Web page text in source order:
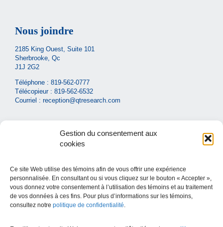
Gestion du consentement aux
cookies
Ce site Web utilise des témoins afin de vous offrir une expérience
personnalisée. En consultant ou si vous cliquez sur le bouton « Accepter »,
vous donnez votre consentement à l’utilisation des témoins et au traitement
de vos données à ces fins. Pour plus d’informations sur les témoins,
consultez notre politique de confidentialité.
Nous joindre
2185 King Ouest, Suite 101
Sherbrooke, Qc
J1J 2G2
Téléphone : 819-562-0777
Télécopieur : 819-562-6532
Courriel : reception@qtresearch.com
Liens utiles
Carrières